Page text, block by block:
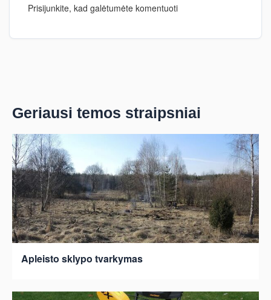
Prisijunkite, kad galėtumėte komentuoti
Geriausi temos straipsniai
Apleisto sklypo tvarkymas